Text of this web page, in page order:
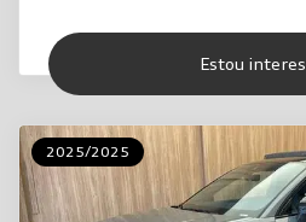
Estou
2025/2025